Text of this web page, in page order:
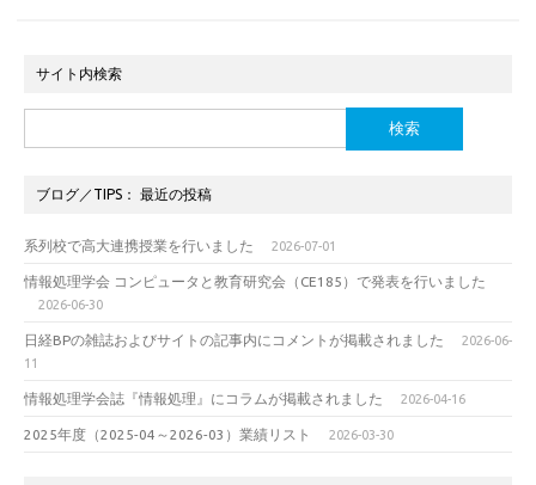
サイト内検索
索:
ブログ／TIPS： 最近の投稿
系列校で高大連携授業を行いました 2026-07-01
情報処理学会 コンピュータと教育研究会（CE185）で発表を行いました
2026-06-30
日経BPの雑誌およびサイトの記事内にコメントが掲載されました
2026-06-
11
情報処理学会誌『情報処理』にコラムが掲載されました 2026-04-16
2025年度（2025-04～2026-03）業績リスト 2026-03-30